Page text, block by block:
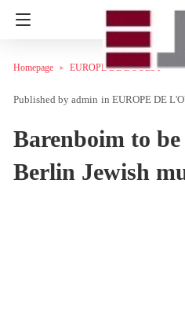
Homepage EUROPE DE L'OUEST
admin in EUROPE DE
Barenboim to
Berlin Jewish